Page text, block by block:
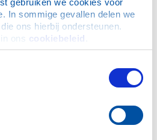
gebruiken we cookies voor
In sommige gevallen delen we
ons hierbij ondersteunen.
ons cookiebeleid
zijn ook geldig voor de Rotary